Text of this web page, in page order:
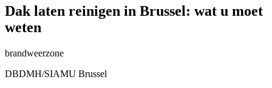
Dak laten reinigen in Brussel: wat u moet
weten
brandweerzone
DBDMH/SIAMU Brussel